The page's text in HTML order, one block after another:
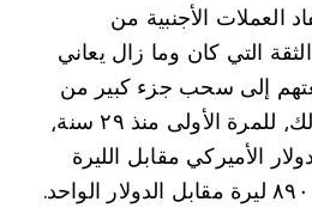
العملات الأجنبية من
التي كان وما زال يعاني
دفعتهم إلى سحب جزء كبير من
ودائعهم. و ترافق مع ذلك⸲ للمرة الأولى منذ ۲۹ سنة⸲
الأميركي مقابل الليرة
اللبنانية حتى بلوغ حد ٨٩٠٠ ليرة مقابل الدولار الواحد.